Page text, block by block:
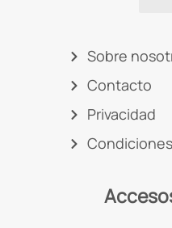
Sobre
Contacto
Privacidad